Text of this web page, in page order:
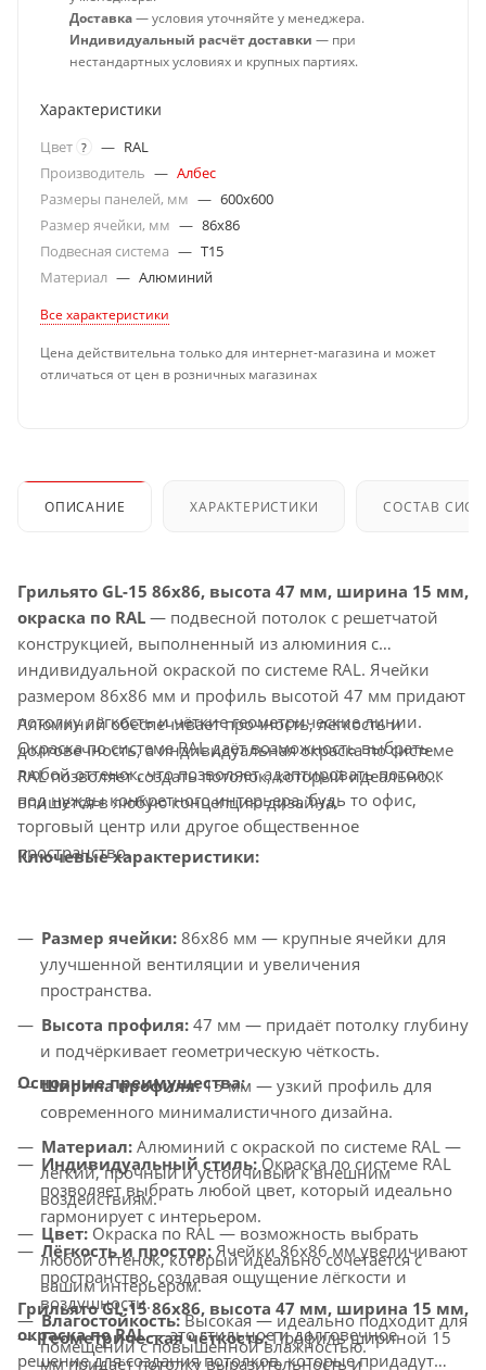
Доставка— условия уточняйте у менеджера.
Индивидуальный расчёт доставки — при
нестандартных условиях и крупных партиях.
Характеристики
Цвет ? — RAL
Производитель — Албес
Размеры панелей, мм — 600x600
Размер ячейки, мм — 86x86
Подвесная система — T15
Материал — Алюминий
Все характеристики
Цена действительна только для интернет-магазина и может
отличаться от цен в розничных магазинах
ОПИСАНИЕ ХАРАКТЕРИСТИКИ СОСТАВ
Грильято GL-15 86x86, высота 47 мм, ширина 15 мм,
окраска по RAL — подвесной потолок с решетчатой
конструкцией, выполненный из алюминия с
индивидуальной окраской по системе RAL. Ячейки
размером 86x86 мм и профиль высотой 47 мм придают
потолку лёгкость и чёткие геометрические линии.
Окраска по системе RAL даёт возможность выбрать
любой оттенок, что позволяет адаптировать потолок
под нужды конкретного интерьера, будь то офис,
торговый центр или другое общественное
пространство.
Алюминий обеспечивает прочность, лёгкость и
долговечность, а индивидуальная окраска по системе
RAL позволяет создать потолок, который идеально
впишется в любую концепцию дизайна.
Ключевые характеристики:
Размер ячейки: 86x86 мм — крупные ячейки для
улучшенной вентиляции и увеличения
пространства.
Высота профиля: 47 мм — придаёт потолку глубину
и подчёркивает геометрическую чёткость.
Ширина профиля:15 мм — узкий профиль для
современного минималистичного дизайна.
Материал: Алюминий с окраской по системе RAL —
лёгкий, прочный и устойчивый к внешним
воздействиям.
Цвет: Окраска по RAL — возможность выбрать
любой оттенок, который идеально сочетается с
вашим интерьером.
Влагостойкость:Высокая — идеально подходит для
помещений с повышенной влажностью.
Основные преимущества:
Индивидуальный стиль: Окраска по системе RAL
позволяет выбрать любой цвет, который идеально
гармонирует с интерьером.
Лёгкость и простор: Ячейки 86x86 мм увеличивают
пространство, создавая ощущение лёгкости и
воздушности.
Геометрическая чёткость:Профиль шириной 15
мм придаёт потолку выразительность и
Грильято GL-15 86x86, высота 47 мм, ширина 15 мм,
окраска по RAL— это стильное и долговечное
решение для создания потолков, которые придадут